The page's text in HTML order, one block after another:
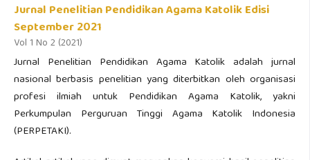
Jurnal Penelitian Pendidikan Agama Katolik Edisi
September 2021
Vol 1 No 2 (2021)
Jurnal Penelitian Pendidikan Agama Katolik adalah jurnal
nasional berbasis penelitian yang diterbitkan oleh organisasi
profesi ilmiah untuk Pendidikan Agama Katolik, yakni
Perkumpulan Perguruan Tinggi Agama Katolik Indonesia
(PERPETAKI).